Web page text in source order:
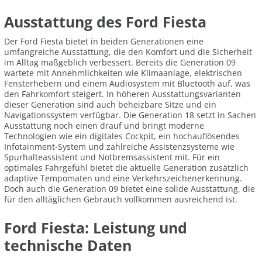
Ausstattung des Ford Fiesta
Der Ford Fiesta bietet in beiden Generationen eine
umfangreiche Ausstattung, die den Komfort und die Sicherheit
im Alltag maßgeblich verbessert. Bereits die Generation 09
wartete mit Annehmlichkeiten wie Klimaanlage, elektrischen
Fensterhebern und einem Audiosystem mit Bluetooth auf, was
den Fahrkomfort steigert. In höheren Ausstattungsvarianten
dieser Generation sind auch beheizbare Sitze und ein
Navigationssystem verfügbar. Die Generation 18 setzt in Sachen
Ausstattung noch einen drauf und bringt moderne
Technologien wie ein digitales Cockpit, ein hochauflösendes
Infotainment-System und zahlreiche Assistenzsysteme wie
Spurhalteassistent und Notbremsassistent mit. Für ein
optimales Fahrgefühl bietet die aktuelle Generation zusätzlich
adaptive Tempomaten und eine Verkehrszeichenerkennung.
Doch auch die Generation 09 bietet eine solide Ausstattung, die
für den alltäglichen Gebrauch vollkommen ausreichend ist.
Ford Fiesta: Leistung und
technische Daten